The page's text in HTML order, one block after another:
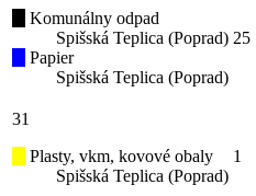
Komunálny odpad
Spišská Teplica (Poprad)
Papier
Spišská Teplica (Poprad)
25
31
Plasty, vkm, kovové obaly
Spišská Teplica (Poprad)
1